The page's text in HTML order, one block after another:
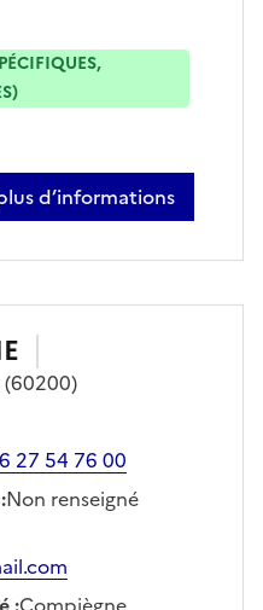
d’informations
dart
(60200)
27 54 76 00
:Non renseigné